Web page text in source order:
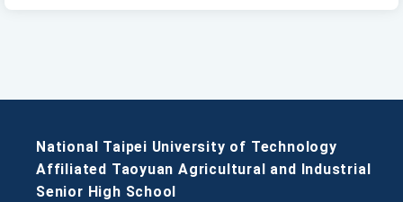
National Taipei University of Technology
Affiliated Taoyuan Agricultural and Industrial
Senior High School